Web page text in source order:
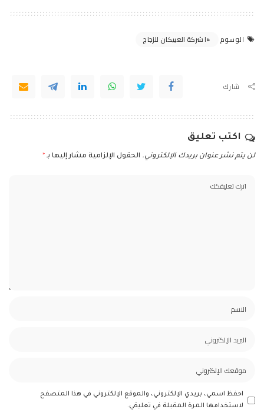
الوسوم ا شركة العبيكان للزجاج
شارك
اكتب تعليق
لن يتم نشر عنوان بريدك الإلكتروني. الحقول الإلزامية مشار إليها بـ *
احفظ اسمي، بريدي الإلكتروني، والموقع الإلكتروني في هذا المتصفح
لاستخدامها المرة المقبلة في تعليقي.